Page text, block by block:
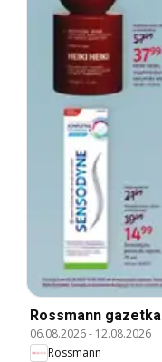
Rossmann gazetka
06.08.2026- 12.08.2026
Rossmann